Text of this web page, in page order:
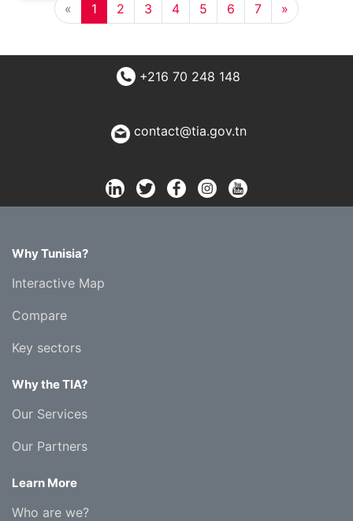
«
1 2 3 4 5 6 7 »
+216 70 248 148
contact@tia.gov.tn
Why Tunisia?
Interactive Map
Compare
Key sectors
Why the TIA?
Our Services
Our Partners
Learn More
Who are we?